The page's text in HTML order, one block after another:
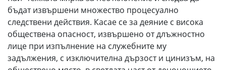
бъдат извършени множество процесуално
следствени действия. Касае се за деяние с висока
обществена опасност, извършено от длъжностно
лице при изпълнение на служебните му
задължения, с изключителна дързост и цинизъм, на